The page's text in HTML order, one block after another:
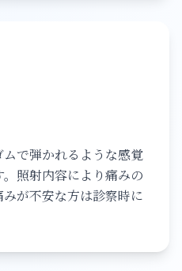
で弾かれるような感覚
照射内容により痛みの
が不安な方は診察時に